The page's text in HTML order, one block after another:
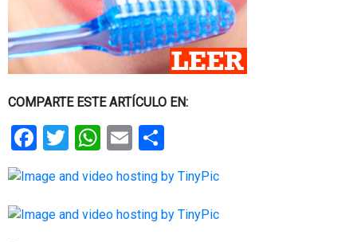
COMPARTE ESTE ARTÍCULO EN:
Facebook
Twitter
WhatsApp
Email